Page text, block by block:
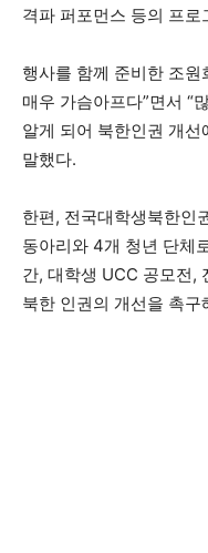
격파 퍼포먼스 등의 프
행사를 함께 준비한 조원
매우 가슴아프다”면서 “
알게 되어 북한인권 개
말했다.
한편, 전국대학생북한인
동아리와 4개 청년 단체
간, 대학생 UCC 공모전,
북한 인권의 개선을 촉구